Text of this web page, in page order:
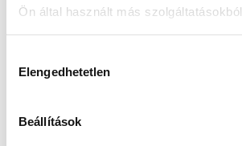
Ön által használt más
kiválasztása
Elengedhetetlen
Beállítások
loadingwww.bicapp.hu
(see the